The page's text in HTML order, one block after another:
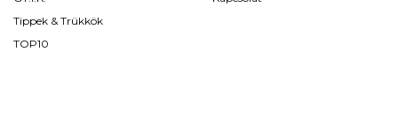
Tippek & Trükkök
TOP10